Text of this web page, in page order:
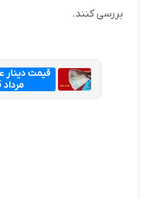
بررسی کنند.
مرداد 1405 چند؟